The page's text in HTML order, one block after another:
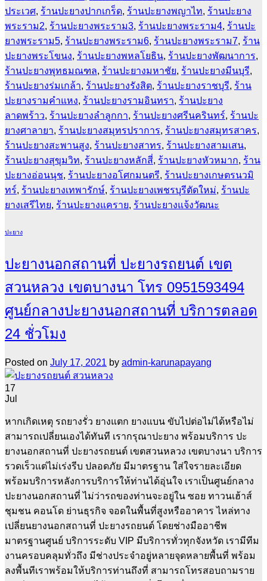
ประเวศ, ร้านปะยางปากเกร็ด, ร้านปะยางพญาไท, ร้านปะยาง
พระราม2, ร้านปะยางพระราม3, ร้านปะยางพระราม4, ร้านปะ
ยางพระราม5, ร้านปะยางพระราม6, ร้านปะยางพระราม7, ร้าน
ปะยางพระโขนง, ร้านปะยางพหลโยธิน, ร้านปะยางพัฒนาการ,
ร้านปะยางพุทธมณฑล, ร้านปะยางมหาชัย, ร้านปะยางมีนบุรี,
ร้านปะยางร่มเกล้า, ร้านปะยางรังสิต, ร้านปะยางราชบุรี, ร้าน
ปะยางรามคำแหง, ร้านปะยางรามอินทรา, ร้านปะยาง
ลาดพร้าว, ร้านปะยางลำลูกกา, ร้านปะยางศรีนครินทร์, ร้านปะ
ยางศาลายา, ร้านปะยางสมุทรปราการ, ร้านปะยางสมุทรสาคร,
ร้านปะยางสะพานสูง, ร้านปะยางสาทร, ร้านปะยางสามเสน,
ร้านปะยางสุขุมวิท, ร้านปะยางหลักสี่, ร้านปะยางหัวหมาก, ร้าน
ปะยางอ่อนนุช, ร้านปะยางอโศกมนตรี, ร้านปะยางเกษตรนวมิ
ทร์, ร้านปะยางเทพารักษ์, ร้านปะยางเพชรบุรีตัดใหม่, ร้านปะ
ยางเสรีไทย, ร้านปะยางแคราย, ร้านปะยางแจ้งวัฒนะ
ปะยาง
ปะยางนอกสถานที่ ปะยางรถยนต์ เขต
สวนหลวง เขตบางนา โทร 0951593494
ศูนย์กลางปะยางนอกสถานที่ บริการตลอด
24 ชั่วโมง
Posted on July 17, 2021 by admin-karunapayang
17
Jul
หากเกิดเหตุ รถยางรั่ว ยางแตก ยางแบน ขับไปต่อไม่ได้หรือไม่
สามารถเปลี่ยนเองได้ทันที เรากรุณาปะยาง พร้อมบริการ ปะ
ยางนอกสถานที่ ปะยางรถยนต์ เขตสวนหลวง เขตบางนา บริการ
รวดเร็วแต่ไม่เร่งรีบ ปลอดภัย มีมาตรฐาน ใส่ใจรายละเอียด
พร้อมบริการหลังการบริการให้ท่านได้อุ่นใจ เราเป็นศูนย์กลาง
ปะยางนอกสถานที่ ไม่ว่ารถของท่านจะอยู่ใน ซอย ทาวนเฮ้าส์
ชุมชน คอนโด ย่านธุรกิจ จอดในพื้นที่สูงหรืออาคาร ไหล่ทาง
เปลี่ยนยางนอกสถานที่ ปะยางรถยนต์ โดยช่างมืออาชีพ
มาตรฐานศูนย์ บริการระดับ VIP มีบริการทั่วทุกจังหวัด เรามีทีม
งานครอบคลุมทั่วถึง มีช่างประจำอยู่หลายจุดหลายพื้นที่ พร้อม
ลงพื้นทีเราพร้อมให้บริการท่านถึงที่ สามารถโทรสอบถามราย